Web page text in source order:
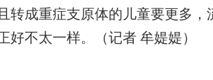
转成重症支原体的儿童要更多
好不太一样。（记者 牟媞媞）